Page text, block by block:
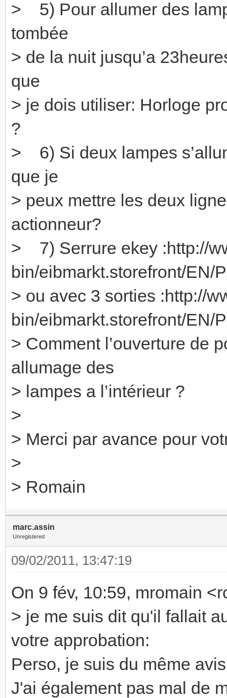
> 5) Pour allumer des
tombée
> de la nuit jusqu’a
que
> je dois utiliser: Horloge
?
> 6) Si deux lampes
que je
> peux mettre les deux
actionneur?
> 7) Serrure ekey :http://
bin/eibmarkt.storefront/EN/
> ou avec 3 sorties :http://
bin/eibmarkt.storefront/EN/
> Comment l’ouverture de
allumage des
> lampes a l’intérieur ?
>
> Merci par avance pour
>
> Romain
marc.assin
Unregistered
09/02/2011, 13:47:19
On 9 fév, 10:59, mromain
> je me suis dit qu'il fallait
votre approbation:
Perso, je suis du même
J'ai également pas mal de